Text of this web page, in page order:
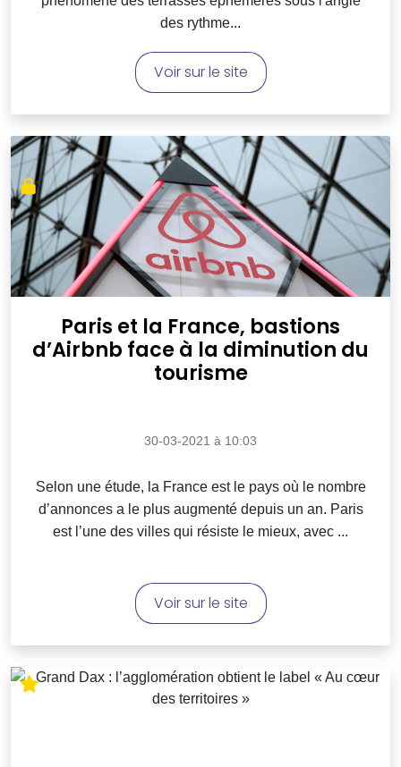
des rythme...
Voir sur le site
Paris et la France, bastions
d’Airbnb face à la diminution du
tourisme
30-03-2021 à 10:03
Selon une étude, la France est le pays où le nombre
d’annonces a le plus augmenté depuis un an. Paris
est l’une des villes qui résiste le mieux, avec ...
Voir sur le site